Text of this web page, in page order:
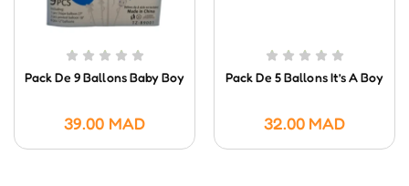
Pack De 9 Ballons Baby Boy
39.00 MAD
Pack De 5 Ballons It’s A Boy
32.00 MAD